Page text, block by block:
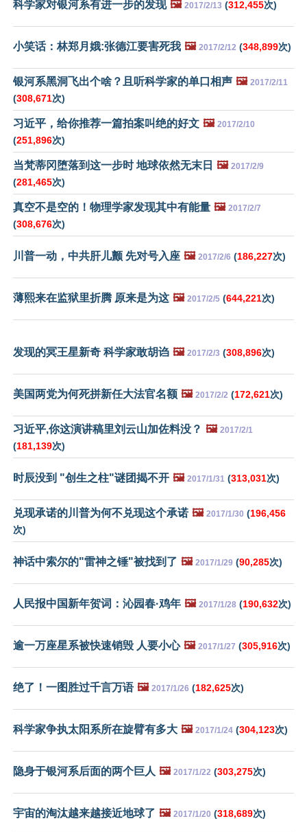
科学家对银河系有进一步的发现 🖼️ 2017/2/13 (312,455次)
小笑话：林郑月娥:张德江要害死我 🖼️ 2017/2/12 (348,899次)
银河系黑洞飞出个啥？且听科学家的单口相声 🖼️ 2017/2/11
(308,671次)
习近平，给你推荐一篇拍案叫绝的好文 🖼️ 2017/2/10
(251,896次)
当梵蒂冈堕落到这一步时 地球依然无末日 🖼️ 2017/2/9
(281,465次)
真空不是空的！物理学家发现其中有能量 🖼️ 2017/2/7
(308,676次)
川普一动，中共肝儿颤 先对号入座 🖼️ 2017/2/6 (186,227次)
薄熙来在监狱里折腾 原来是为这 🖼️ 2017/2/5 (644,221次)
发现的冥王星新奇 科学家敢胡诌 🖼️ 2017/2/3 (308,896次)
美国两党为何死拼新任大法官名额 🖼️ 2017/2/2 (172,621次)
习近平,你这演讲稿里刘云山加佐料没？ 🖼️ 2017/2/1
(181,139次)
时辰没到 "创生之柱"谜团揭不开 🖼️ 2017/1/31 (313,031次)
兑现承诺的川普为何不兑现这个承诺 🖼️ 2017/1/30 (196,456
次)
神话中索尔的"雷神之锤"被找到了 🖼️ 2017/1/29 (90,285次)
人民报中国新年贺词：沁园春·鸡年 🖼️ 2017/1/28 (190,632次)
逾一万座星系被快速销毁 人要小心 🖼️ 2017/1/27 (305,916次)
绝了！一图胜过千言万语 🖼️ 2017/1/26 (182,625次)
科学家争执太阳系所在旋臂有多大 🖼️ 2017/1/24 (304,123次)
隐身于银河系后面的两个巨人 🖼️ 2017/1/22 (303,275次)
宇宙的淘汰越来越接近地球了 🖼️ 2017/1/20 (318,689次)